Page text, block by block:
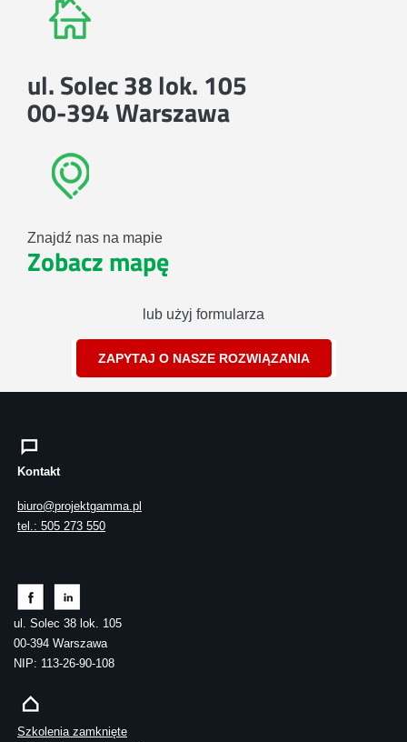
ul. Solec 38 lok. 105
00-394 Warszawa
Znajdź nas na mapie
Zobacz mapę
lub użyj formularza
ZAPYTAJ O NASZE ROZWIĄZANIA
Kontakt
biuro@projektgamma.pl
tel.: 505 273 550
ul. Solec 38 lok. 105
00-394 Warszawa
NIP: 113-26-90-108
Szkolenia zamknięte